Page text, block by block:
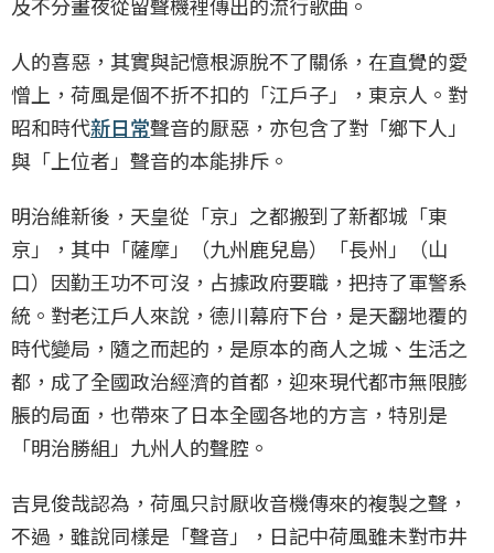
人的喜惡，其實與記憶根源脫不了關係，在直覺的愛
憎上，荷風是個不折不扣的「江戶子」，東京人。對
昭和時代新日常聲音的厭惡，亦包含了對「鄉下人」
與「上位者」聲音的本能排斥。
明治維新後，天皇從「京」之都搬到了新都城「東
京」，其中「薩摩」（九州鹿兒島）「長州」（山
口）因勤王功不可沒，占據政府要職，把持了軍警系
統。對老江戶人來說，德川幕府下台，是天翻地覆的
時代變局，隨之而起的，是原本的商人之城、生活之
都，成了全國政治經濟的首都，迎來現代都市無限膨
脹的局面，也帶來了日本全國各地的方言，特別是
「明治勝組」九州人的聲腔。
吉見俊哉認為，荷風只討厭收音機傳來的複製之聲，
不過，雖說同樣是「聲音」，日記中荷風雖未對市井